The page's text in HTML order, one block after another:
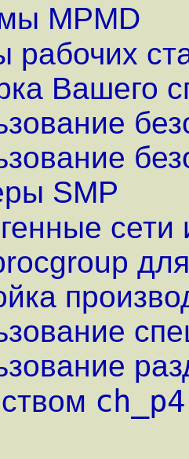
MPMD
рабочих
Вашего
SMP
ch_p4